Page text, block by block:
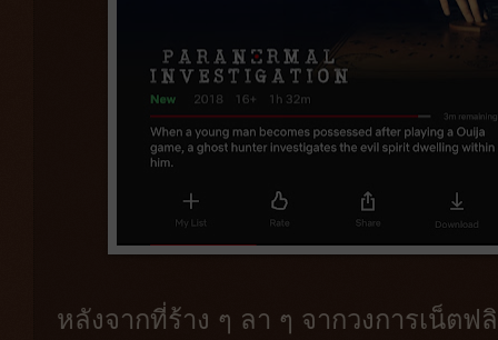
หลังจากที่ร้าง ๆ ลา ๆ จากวงการเน็ตฟ